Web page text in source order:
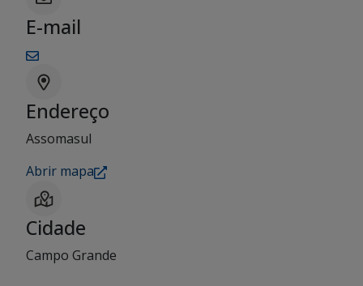
E-mail
Endereço
Assomasul
Abrir mapa
Cidade
Campo Grande